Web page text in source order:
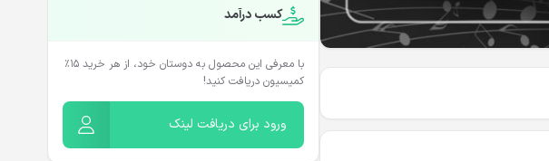
کسب درآمد
با معرفی این محصول به دوستان خود، از هر خرید ۱۵٪
کمیسیون دریافت کنید!
ورود برای دریافت لینک